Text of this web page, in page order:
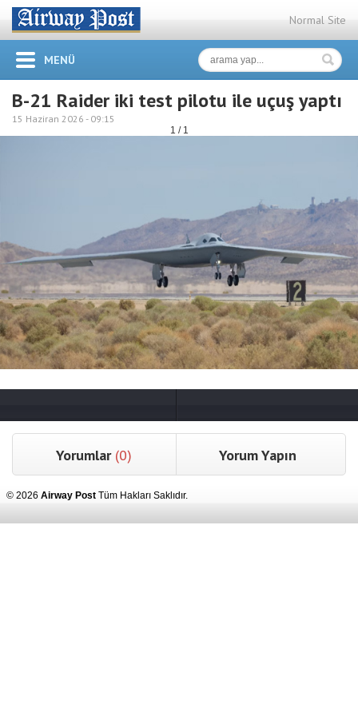
Normal Site
MENÜ
B-21 Raider iki test pilotu ile uçuş yaptı
15 Haziran 2026 - 09:15
1 / 1
Yorumlar (0) Yorum Yapın
© 2026 Airway Post Tüm Hakları Saklıdır.